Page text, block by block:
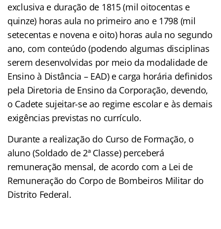
exclusiva e duração de 1815 (mil oitocentas e
quinze) horas aula no primeiro ano e 1798 (mil
setecentas e novena e oito) horas aula no segundo
ano, com conteúdo (podendo algumas disciplinas
serem desenvolvidas por meio da modalidade de
Ensino à Distância – EAD) e carga horária definidos
pela Diretoria de Ensino da Corporação, devendo,
o Cadete sujeitar-se ao regime escolar e às demais
exigências previstas no currículo.
Durante a realização do Curso de Formação, o
aluno (Soldado de 2ª Classe) perceberá
remuneração mensal, de acordo com a Lei de
Remuneração do Corpo de Bombeiros Militar do
Distrito Federal.